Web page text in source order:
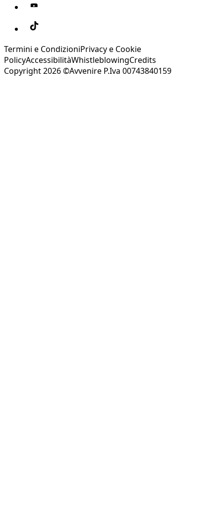
Termini e CondizioniPrivacy e Cookie
PolicyAccessibilitàWhistleblowingCredits
Copyright 2026 ©Avvenire P.Iva 00743840159